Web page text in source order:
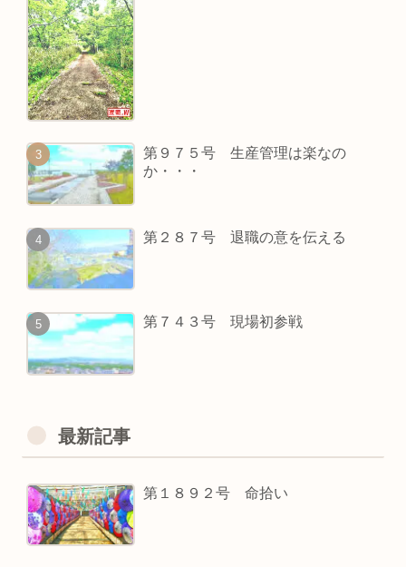
第９７５号 生産管理は楽なの
か・・・
第２８７号 退職の意を伝える
第７４３号 現場初参戦
最新記事
第１８９２号 命拾い